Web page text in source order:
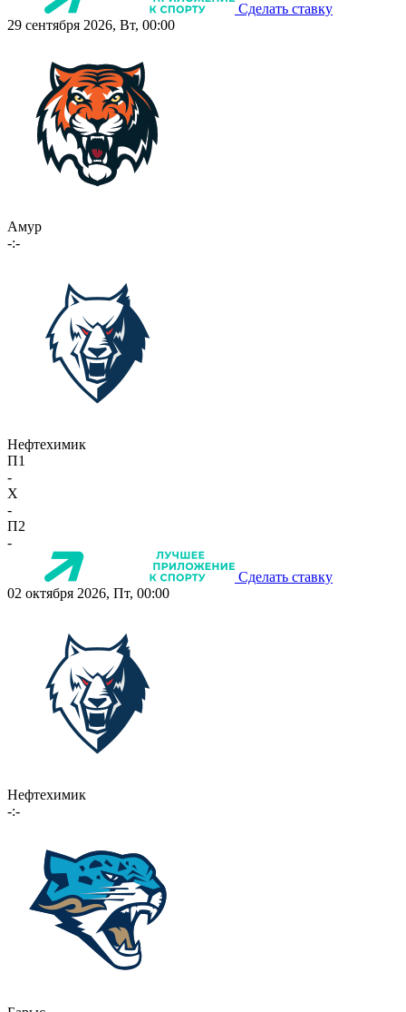
Сделать ставку
29 сентября 2026, Вт, 00:00
Амур
-:-
Нефтехимик
П1
-
X
-
П2
-
Сделать ставку
02 октября 2026, Пт, 00:00
Нефтехимик
-:-